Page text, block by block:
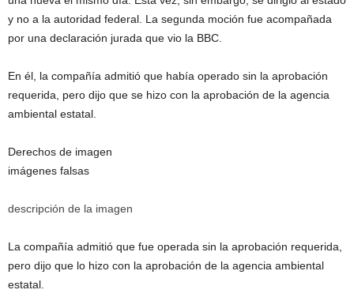
y no a la autoridad federal. La segunda moción fue acompañada
por una declaración jurada que vio la BBC.
En él, la compañía admitió que había operado sin la aprobación
requerida, pero dijo que se hizo con la aprobación de la agencia
ambiental estatal.
Derechos de imagen
imágenes falsas
descripción de la imagen
La compañía admitió que fue operada sin la aprobación requerida,
pero dijo que lo hizo con la aprobación de la agencia ambiental
estatal.